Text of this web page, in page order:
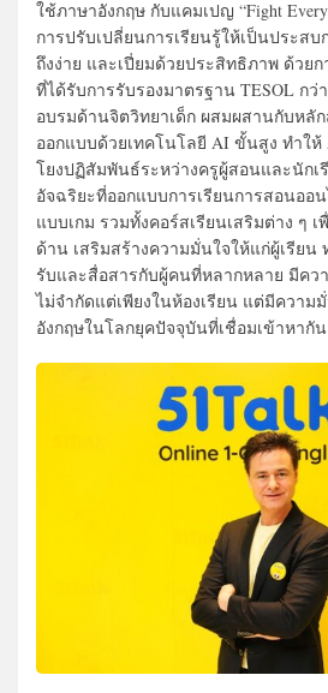
ใช้ภาษาอังกฤษ กับแคมเปญ “Fight Every
การปรับเปลี่ยนการเรียนรู้ให้เป็นประส
ถึงง่าย และเปี่ยมด้วยประสิทธิภาพ ด้วย
ที่ได้รับการรับรองมาตรฐาน TESOL กว่
อบรมด้านจิตวิทยาเด็ก ผสมผสานกับหลั
ออกแบบด้วยเทคโนโลยี AI ขั้นสูง ทำให้
โยงปฏิสัมพันธ์ระหว่างครูผู้สอนและนักเ
อัจฉริยะที่ออกแบบการเรียนการสอนออ
แบบเกม รวมทั้งคอร์สเรียนเสริมต่าง ๆ
ด้าน เสริมสร้างความมั่นใจให้แก่ผู้เรียน
รับและสื่อสารกับผู้คนที่หลากหลาย มีค
ไม่จำกัดแต่เพียงในห้องเรียน แต่มีความ
อังกฤษในโลกยุคปัจจุบันที่เชื่อมเข้าหากัน